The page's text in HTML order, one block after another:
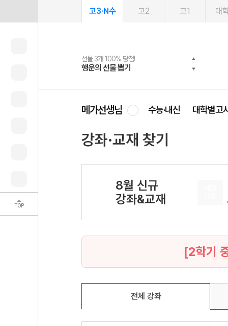
TOP
고3·N수 고2 고1 대
선물 3개 100% 당첨!
행운의 선물 뽑기
선물 100% 증정!
메가스터디 X 올리브
여름방학 스터디 캐시백
메가런 썸머스쿨
2027 러셀 단과
강사 공개선발
스마트러닝앱
설문 EVENT
메가패스
3일 무료 체험권
메가패스 수강생 무료혜택!
메가클럽 멤버십
사회공헌 캠페인
희망이룸 메가나눔
메가선생님 수능·내신 대학별고
강좌·교재 찾기
8월 신규
강좌&교재
[2학기
전체 강좌